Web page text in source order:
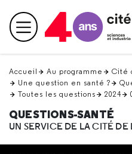
en
haut Menu principal
Accueil Au programme
Cité
Une question en santé ?
Toutes les questions
2024
QUESTIONS-SANTÉ
UN SERVICE DE LA CITÉ DE